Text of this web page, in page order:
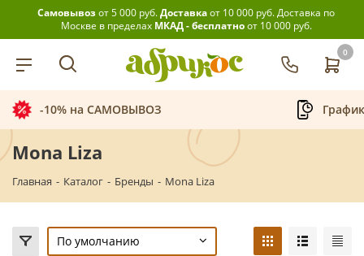
Самовывозот 5 000 руб.Доставкаот 10 000 руб.Доставка по
Москве в пределах МКАД - бесплатноот 10 000 руб.
0
-10% на САМОВЫВОЗ
Mona Liza
Главная - Каталог - Бренды - Mona Liza
По умолчанию